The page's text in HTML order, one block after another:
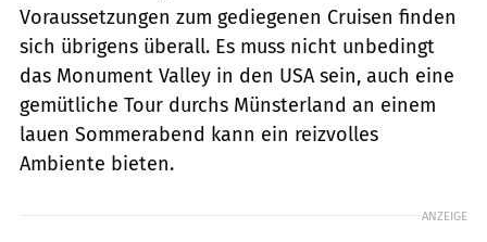
Voraussetzungen zum gediegenen Cruisen finden
sich übrigens überall. Es muss nicht unbedingt
das Monument Valley in den USA sein, auch eine
gemütliche Tour durchs Münsterland an einem
lauen Sommerabend kann ein reizvolles
Ambiente bieten.
ANZEIGE